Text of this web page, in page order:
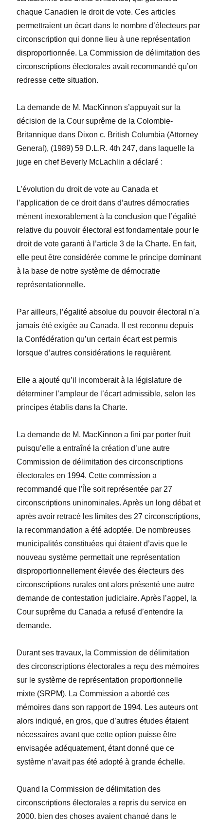
chaque Canadien le droit de vote. Ces articles
permettraient un écart dans le nombre d’électeurs par
circonscription qui donne lieu à une représentation
disproportionnée. La Commission de délimitation des
circonscriptions électorales avait recommandé qu’on
redresse cette situation.
La demande de M. MacKinnon s’appuyait sur la
décision de la Cour suprême de la Colombie-
Britannique dans Dixon c. British Columbia (Attorney
General), (1989) 59 D.L.R. 4th 247, dans laquelle la
juge en chef Beverly McLachlin a déclaré :
L’évolutiondu droit de vote au Canada et
l’application de ce droit dans d’autres démocraties
mènent inexorablement à la conclusion que l’égalité
relative du pouvoir électoral est fondamentale pour le
droit de vote garanti à l’article 3 de laCharte. En fait,
elle peut être considérée comme le principe dominant
à la base de notre système de démocratie
représentationnelle.
Par ailleurs, l’égalitéabsolue du pouvoir électoral n’a
jamais été exigée au Canada. Il est reconnu depuis
la Confédération qu’un certain écart est permis
lorsque d’autres considérations le requièrent.
Elle a ajouté qu’il incomberait à la législature de
déterminer l’ampleur de l’écart admissible, selon les
principes établis dans laCharte.
La demande de M. MacKinnon a fini par porter fruit
puisqu’elle a entraîné la création d’une autre
Commission de délimitation des circonscriptions
électorales en 1994. Cette commission a
recommandé que l’Île soit représentée par 27
circonscriptions uninominales. Après un long débat et
après avoir retracé les limites des 27 circonscriptions,
la recommandation a été adoptée. De nombreuses
municipalités constituées qui étaient d’avis que le
nouveau système permettait une représentation
disproportionnellement élevée des électeurs des
circonscriptions rurales ont alors présenté une autre
demande de contestation judiciaire. Après l’appel, la
Cour suprême du Canada a refusé d’entendre la
demande.
Durant ses travaux, la Commission de délimitation
des circonscriptions électorales a reçu des mémoires
sur le système de représentation proportionnelle
mixte (SRPM). La Commission a abordé ces
mémoires dans son rapport de 1994. Les auteurs ont
alors indiqué, en gros, que d’autres études étaient
nécessaires avant que cette option puisse être
envisagée adéquatement,étant donné que ce
système n’avait pas été adopté à grande échelle.
Quand la Commission de délimitation des
circonscriptions électorales a repris du service en
2000, bien des choses avaient changé dans le